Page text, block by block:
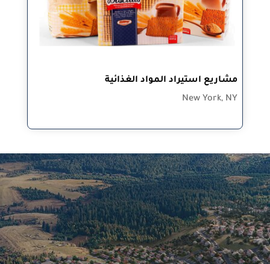
مشاريع استيراد المواد الغذائية
New York, NY